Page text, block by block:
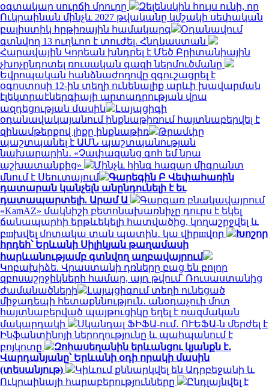
օգտակար սուրճի մրուրը
Զելենսկին հույս ունի, որ
Ուկրաինան մինչև 2027 թվականը կմշակի սեփական
բալիստիկ հրթիռային համակարգ
Օդանավում
գտնվող 13 ուղևոր է տուժել. Հնդկաստան
Հարավային Կորեան խնդրել է Մեծ Բրիտանիային
չխոչընդոտել ռուսական գազի ներմուծմանը
Եվրոպական հանձնաժողովը զգուշացրել է
օգոստոսի 12-ին տեղի ունենալիք արևի խավարման
էլեկտրաէներգիայի արտադրության վրա
ազդեցության մասին
Լայպցիգի
օդանավակայանում ինքնաթիռում հայտնաբերվել է
զինամթերքով լիքը ինքնաթիռ
Թրամփը
պաշտպանել է ԱՄՆ պաշտպանության
նախարարին․ «Չափազանց գոհ եմ նրա
աշխատանքից»
Մինչև հինգ հազար միգրանտ
մնում է Սեուտայում
Գարեգին Բ Վեփահառին
դատարան կանչելն անընդունելի է եւ
դատապարտելի. Արամ Ա
Գարգառ բնակավայրում
«KamAZ» մակնիշի բետոնախառնիչը դուրս է եկել
ճանապարհի երթևեկելի հատվածից, կողաշրջվել և
բшխվել մոտակա տան պատին․ կա վիրшվոր
Խոշոր
հրդեհ՝ Երևանի Սիլիկյան թաղամասի
հարևանությամբ գտնվող աղբավայրում
Կոբախիձե. Վրաստանի դռները բաց են բոլոր
զբոսաշրջիկների համար, այդ թվում՝ Ռուսաստանից
ժամանածների
Լայպցիգում տեղի ունեցած
միջադեպի հետաքննություն․ անօդաչուի մոտ
հայտնաբերված պայթուցիկը եղել է ռազմական
մակարդակի
Սկանդալ ՖԻՖԱ-ում․ ՈՒԵՖԱ-ն մերժել է
Ինֆանտինոյի ներողությունը և պահպանում է
բոյկոտը
Զոհասեղանին երևանցու կյանքն է․
Վարդանյանը՝ Երևանի օդի որակի մասին
(տեսանյութ)
Կիևում քննարկվել են Ադրբեջանի և
Ուկրաինայի հարաբերությունները
Ընդլայնվել է